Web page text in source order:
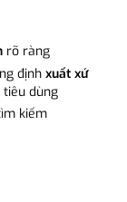
rõ ràng
định xuất xứ
dùng
kiếm